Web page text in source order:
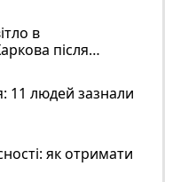
в
після
11 людей зазнали
як отримати